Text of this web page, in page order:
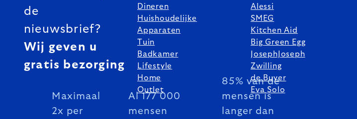
de
nieuwsbrief?
Wij geven u
gratis bezorging
Maximaal
2x per
Al 177 000
mensen
85% van de
mensen is
langer dan
Dineren
Huishoudelijke
Apparaten
Tuin
Badkamer
Lifestyle
Home
Outlet
Alessi
SMEG
Kitchen Aid
Big Green Egg
JosephJoseph
Zwilling
de Buyer
Eva Solo